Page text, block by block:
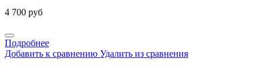
4 700 руб
Подробнее
Добавить к сравнению Удалить из сравнения